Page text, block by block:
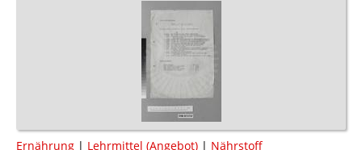
Ernährung | Lehrmittel (Angebot) | Nährstoff